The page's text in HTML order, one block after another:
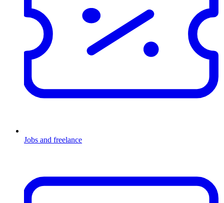
Jobs and freelance